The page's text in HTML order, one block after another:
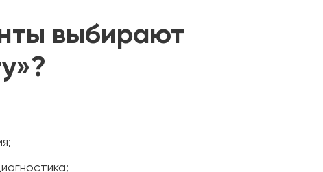
выбирают